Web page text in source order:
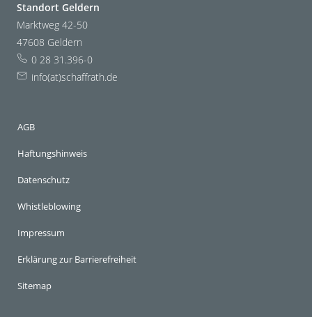
Standort Geldern
Marktweg 42-50
47608 Geldern
0 28 31.396-0
info(at)schaffrath.de
AGB
Haftungshinweis
Datenschutz
Whistleblowing
Impressum
Erklärung zur Barrierefreiheit
Sitemap